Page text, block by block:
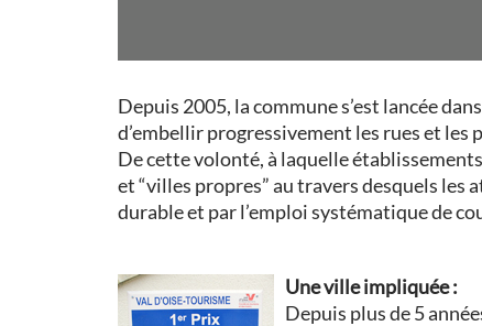
Depuis 2005, la commune s’est lancée
d’embellir progressivement les rues et les
De cette volonté, à laquelle
et “villes propres” au travers desquels
durable et par l’emploi systématique de
Une ville impliquée :
Depuis plus de 5